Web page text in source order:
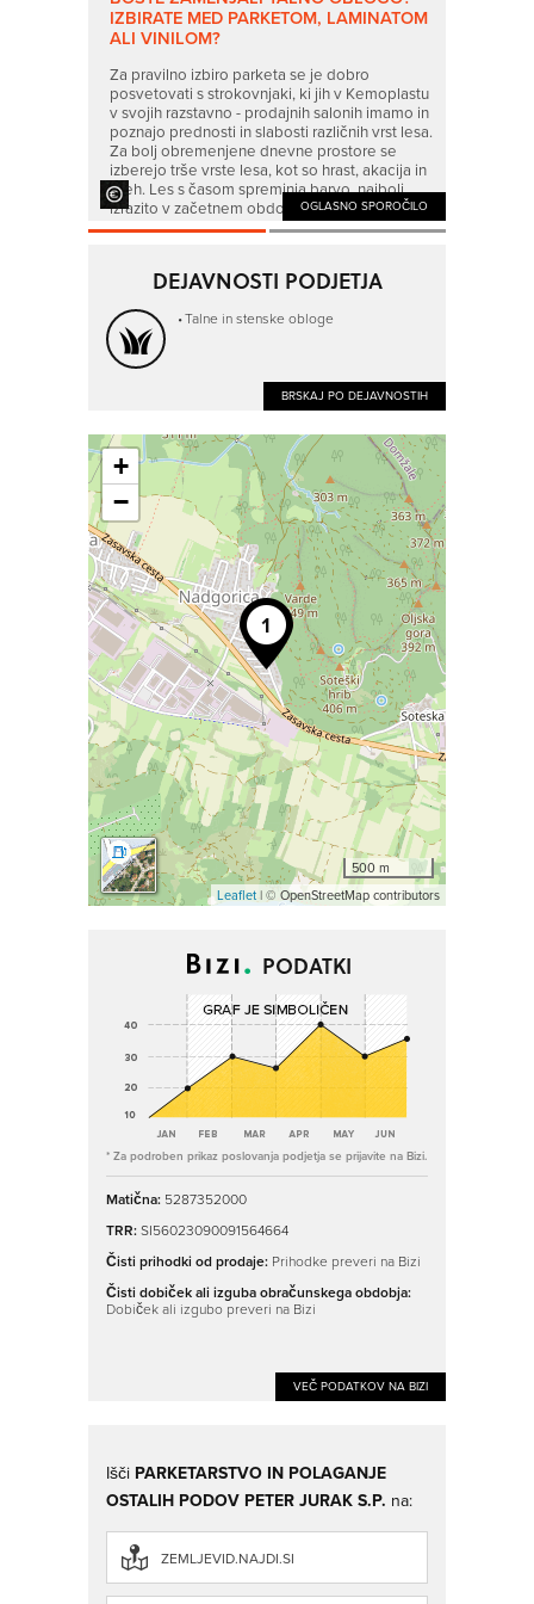
IZBIRATE MED PARKETOM, LAMINATOM
ALI VINILOM?
Za pravilno izbiro parketa se je dobro
posvetovati s strokovnjaki, ki jih v Kemoplastu
v svojih razstavno - prodajnih salonih imamo in
poznajo prednosti in slabosti različnih vrst lesa.
Za bolj obremenjene dnevne prostore se
izberejo trše vrste lesa, kot so hrast, akacija in
oreh. Les s časom spreminja barvo, najbolj
izrazito v začetnem obdobju, takoj po vgradnji.
Ker je les naraven material, ni mogoče
parketu.
OGLASNO SPOROČILO
DEJAVNOSTI PODJETJA
Talne in stenske obloge
BRSKAJ PO DEJAVNOSTIH
+
−
500 m
Leaflet| © OpenStreetMap contributors
PODATKI
* Za podroben prikaz poslovanja podjetja se prijavite na Bizi.
Matična: 5287352000
TRR:SI56023090091564664
Čisti prihodki od prodaje: Prihodke preveri na Bizi
Čisti dobiček ali izguba obračunskega obdobja:
Dobiček ali izgubo preveri na Bizi
VEČ PODATKOV NA BIZI
Išči PARKETARSTVO IN POLAGANJE
OSTALIH PODOV PETER JURAK S.P. na:
ZEMLJEVID.NAJDI.SI